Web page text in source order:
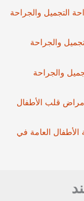
التجميل والجراحة
والجراحة
والجراحة
قلب الأطفال
العامة في